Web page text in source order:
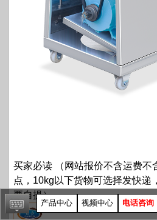
买家必读 （网站报价不含运费不
点，10kg以下货物可选择发快递
要自提）
产品中心 视频中心 电话咨询